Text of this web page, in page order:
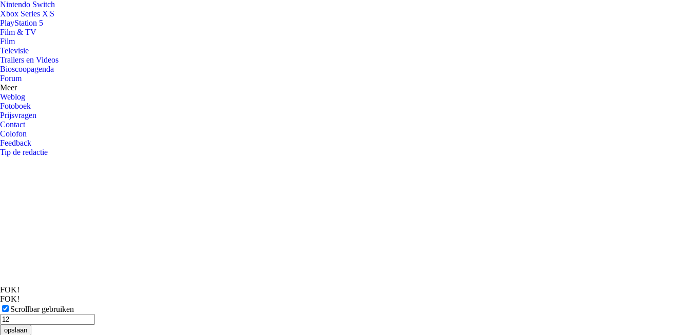
Nintendo Switch
Xbox Series X|S
PlayStation 5
Film & TV
Film
Televisie
Trailers en Videos
Bioscoopagenda
Forum
Meer
Weblog
Fotoboek
Prijsvragen
Contact
Colofon
Feedback
Tip de redactie
FOK!
FOK!
Scrollbar gebruiken
opslaan